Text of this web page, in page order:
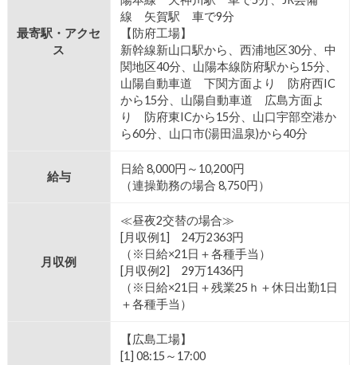
最寄駅・アクセ
ス
線 矢賀駅 車で9分
【防府工場】
新幹線新山口駅から、西浦地区30分、中
関地区40分、山陽本線防府駅から15分、
山陽自動車道 下関方面より 防府西IC
から15分、山陽自動車道 広島方面よ
り 防府東ICから15分、山口宇部空港か
ら60分、山口市(湯田温泉)から40分
給与
日給 8,000円～10,200円
（連操勤務の場合 8,750円）
月収例
≪昼夜2交替の場合≫
[月収例1] 24万2363円
（※日給×21日＋各種手当）
[月収例2] 29万1436円
（※日給×21日＋残業25ｈ＋休日出勤1日
＋各種手当）
【広島工場】
[1] 08:15～17:00